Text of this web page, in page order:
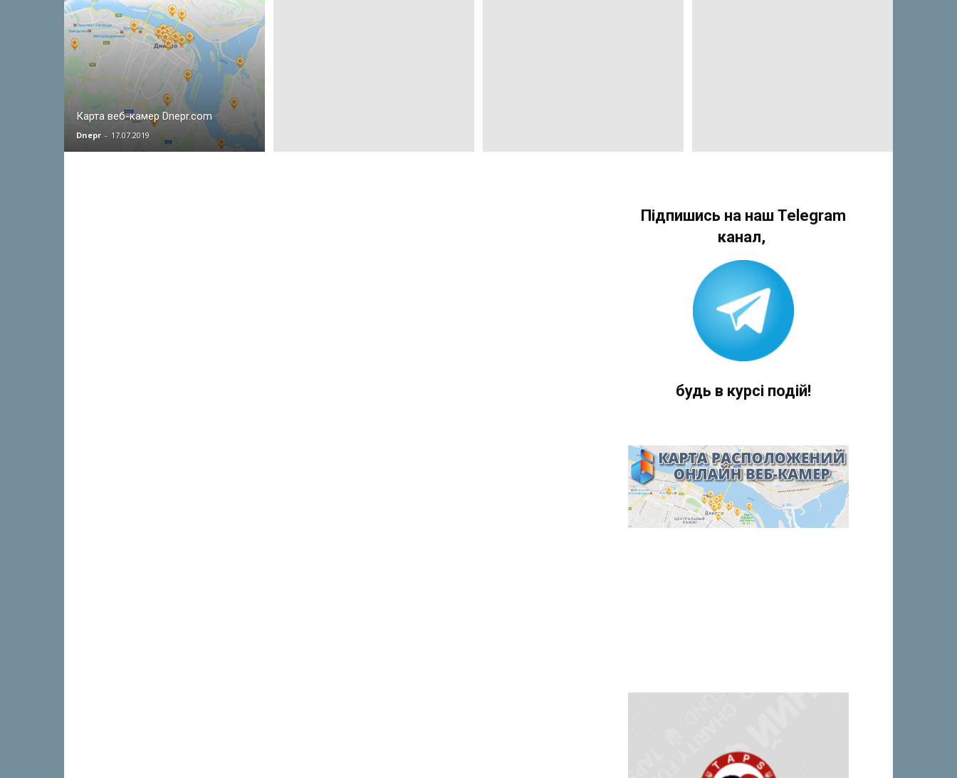
Карта веб-камер Dnepr.com
Dnepr - 17.07.2019
Підпишись на наш Telegram
канал,
будь в курсі подій!